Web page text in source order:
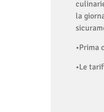
la
•Prima
•Le